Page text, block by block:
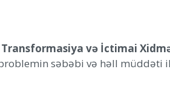
Transformasiya və İctimai
səbəbi və həll müddəti